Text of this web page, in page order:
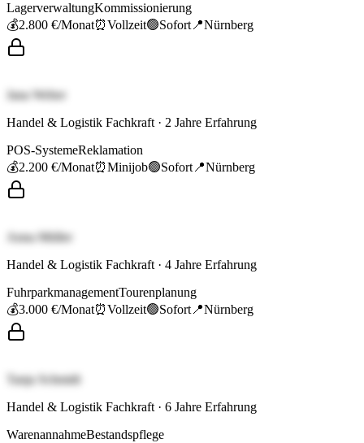
LagerverwaltungKommissionierung
💰2.800 €/Monat⏰Vollzeit🟢Sofort 📍Nürnberg
Jana Weber
Handel & Logistik Fachkraft · 2 Jahre Erfahrung
POS-SystemeReklamation
💰2.200 €/Monat⏰Minijob🟢Sofort 📍Nürnberg
Anna Müller
Handel & Logistik Fachkraft · 4 Jahre Erfahrung
FuhrparkmanagementTourenplanung
💰3.000 €/Monat⏰Vollzeit🟢Sofort 📍Nürnberg
Tanja Schmidt
Handel & Logistik Fachkraft · 6 Jahre Erfahrung
WarenannahmeBestandspflege